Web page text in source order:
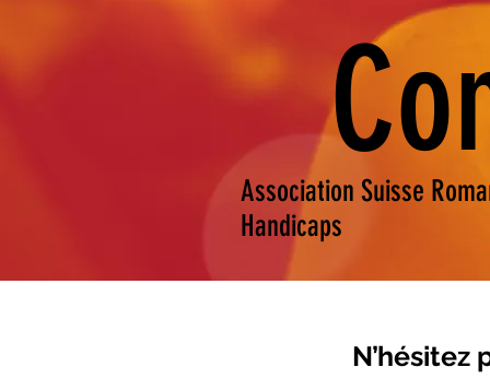
Association Suisse
Handicaps
N’hésitez